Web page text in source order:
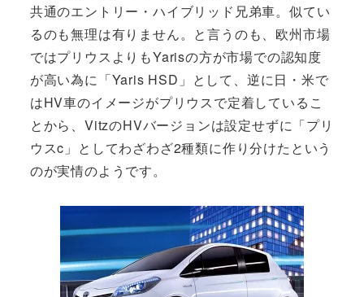
共通のエントリー・ハイブリッド兄弟車。似てい
るのも無理は有りません。と言うのも、欧州市場
ではプリウスよりもYarisの方が市場での認知度
が高い為に「Yaris HSD」として、逆に日・米で
はHV車のイメージがプリウスで定着しているこ
とから、VitzのHVバージョンは設定せずに「プリ
ウスc」としてわざわざ2種類に作り分けたという
のが実情のようです。